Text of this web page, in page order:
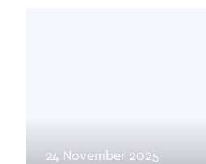
24 November 2025